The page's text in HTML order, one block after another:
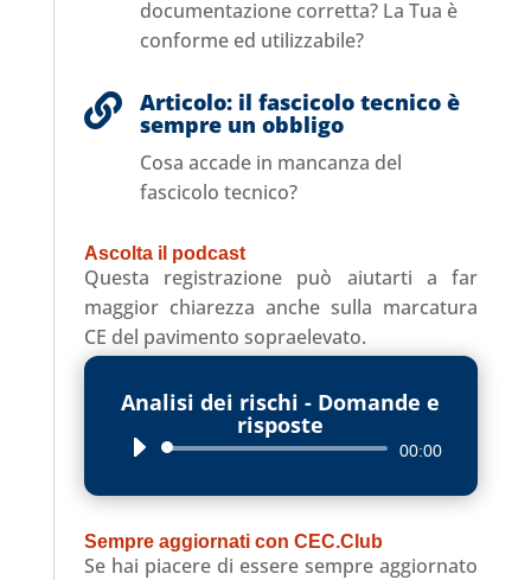
documentazione corretta? La Tua è
conforme ed utilizzabile?
 Articolo: il fascicolo tecnico è
sempre un obbligo
Cosa accade in mancanza del
fascicolo tecnico?
Ascolta il podcast
Questa registrazione può aiutarti a far
maggior chiarezza anche sulla marcatura
CE del pavimento sopraelevato.
Analisi dei rischi - Domande e
risposte
Audio
00:00
Sempre aggiornati con CEC.Club
Se hai piacere di essere sempre aggiornato